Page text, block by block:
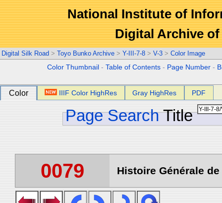
National Institute of
Digital Archive
Digital Silk Road > Toyo Bunko Archive > Y-III-7-8 > V-3 > Color Image
Color Thumbnail -Table of Contents - Page Number -
Color IIIF Color HighRes Gray HighRes PDF
Page Search Title
0079 Histoire Générale